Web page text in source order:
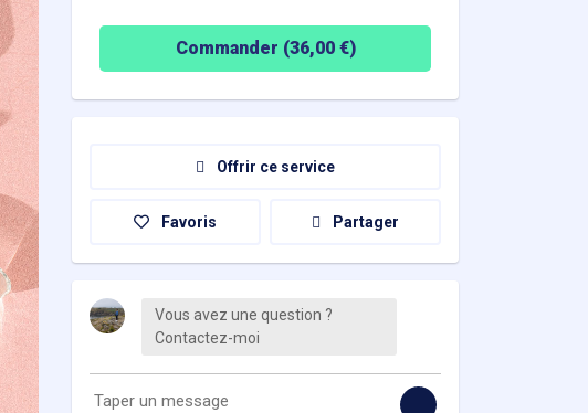
Commander (36,00€)
Offrir ce service
Favoris Partager
Vous avez une question ?
Contactez-moi